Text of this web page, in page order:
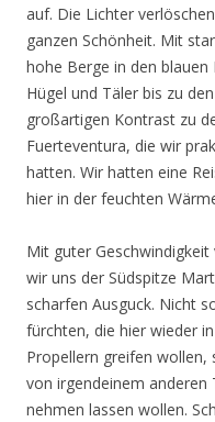
auf. Die Lichter
ganzen Schönheit. Mit
hohe Berge in den blauen
Hügel und Täler bis zu
großartigen Kontrast zu
Fuerteventura, die wir
hatten. Wir hatten eine
hier in der feuchten
Mit guter
wir uns der Südspitze
scharfen Ausguck. Nicht
fürchten, die hier wieder
Propellern greifen wollen,
von irgendeinem anderen
nehmen lassen wollen.